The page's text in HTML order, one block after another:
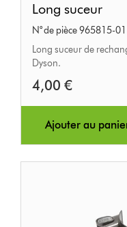
suceur
Long suceur
N° de pièce 965815-01
Long suceur de
Dyson.
4,00 €
Ajouter au